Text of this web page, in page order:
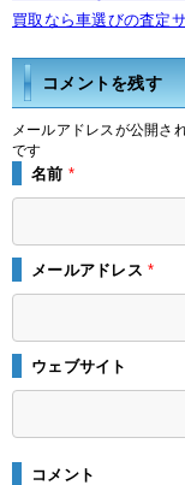
買取なら車選びの査定
コメントを残す
メールアドレスが公開さ
です
名前 *
メールアドレス*
ウェブサイト
コメント